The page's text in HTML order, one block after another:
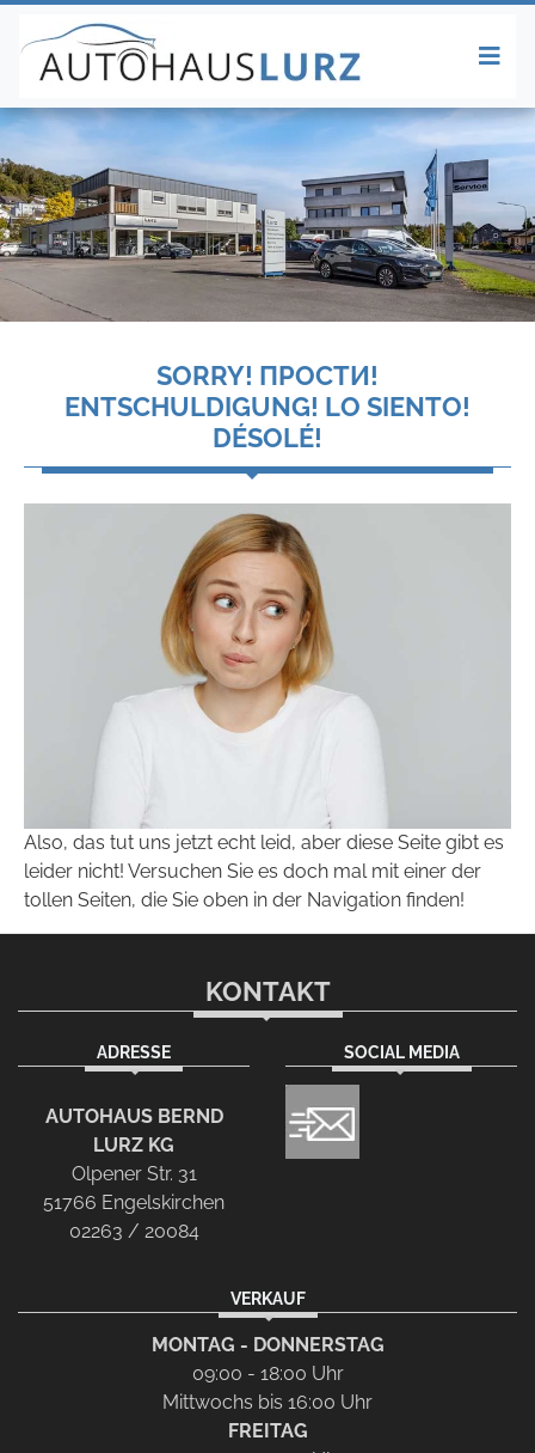
SORRY! ПРОСТИ!
ENTSCHULDIGUNG! LO SIENTO!
DÉSOLÉ!
Also, das tut uns jetzt echt leid, aber diese Seite gibt es
leider nicht! Versuchen Sie es doch mal mit einer der
tollen Seiten, die Sie oben in der Navigation finden!
KONTAKT
ADRESSE
AUTOHAUS BERND
LURZ KG
Olpener Str. 31
51766 Engelskirchen
02263 / 20084
SOCIAL MEDIA
VERKAUF
MONTAG - DONNERSTAG
09:00 - 18:00 Uhr
Mittwochs bis 16:00 Uhr
FREITAG